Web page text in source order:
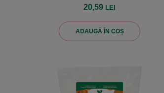
20,59 LEI
ADAUGĂ ÎN COȘ